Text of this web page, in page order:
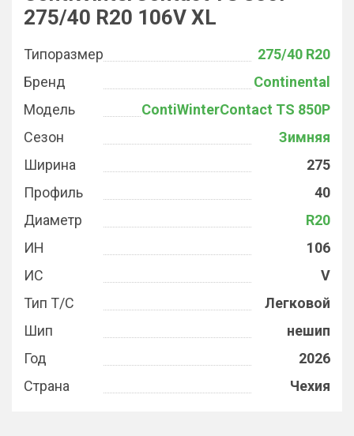
275/40 R20 106V XL
Типоразмер
275/40 R20
Бренд
Continental
Модель
ContiWinterContact TS 850P
Сезон
Зимняя
Ширина
275
Профиль
40
Диаметр
R20
ИН
106
ИС
V
Тип Т/С
Легковой
Шип
нешип
Год
2026
Страна
Чехия